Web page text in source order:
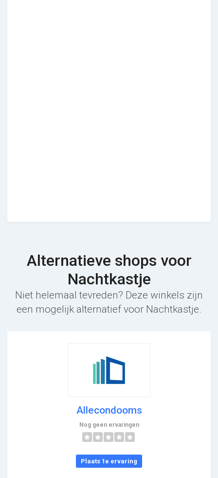
Alternatieve shops voor
Nachtkastje
Niet helemaal tevreden? Deze winkels zijn
een mogelijk alternatief voor Nachtkastje.
Allecondooms
Nog geen ervaringen
Plaats 1e ervaring